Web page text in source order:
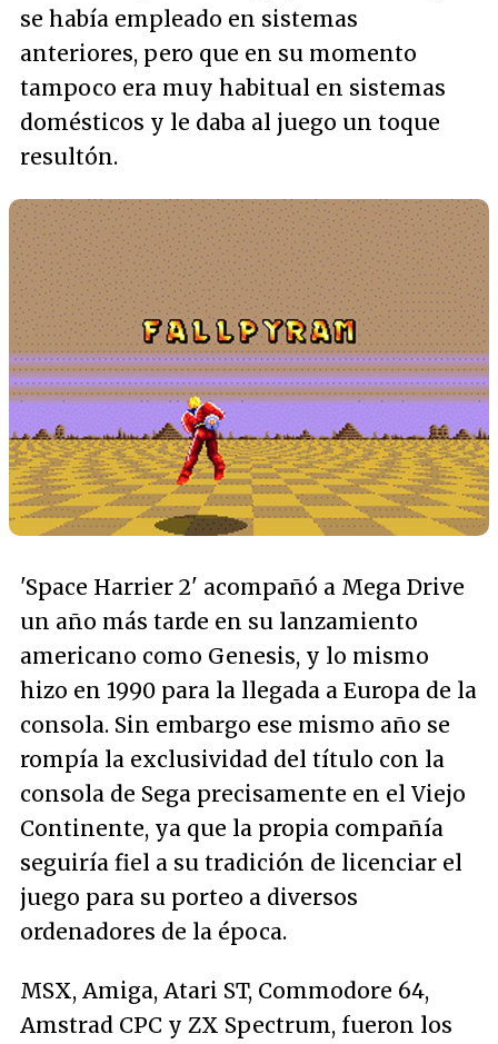
se había empleado en sistemas
anteriores, pero que en su momento
tampoco era muy habitual en sistemas
domésticos y le daba al juego un toque
resultón.
'Space Harrier 2' acompañó a Mega Drive
un año más tarde en su lanzamiento
americano como Genesis, y lo mismo
hizo en 1990 para la llegada a Europa de la
consola. Sin embargo ese mismo año se
rompía la exclusividad del título con la
consola de Sega precisamente en el Viejo
Continente, ya que la propia compañía
seguiría fiel a su tradición de licenciar el
juego para su porteo a diversos
ordenadores de la época.
MSX, Amiga, Atari ST, Commodore 64,
Amstrad CPC y ZX Spectrum, fueron los